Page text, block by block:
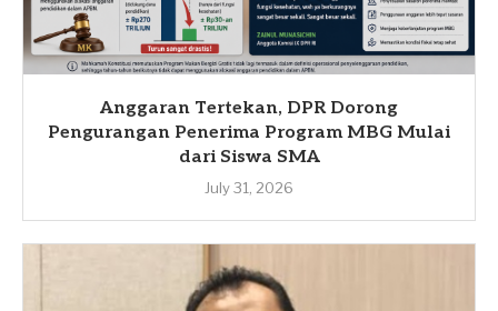
Anggaran Tertekan, DPR Dorong
Pengurangan Penerima Program MBG Mulai
dari Siswa SMA
July 31, 2026